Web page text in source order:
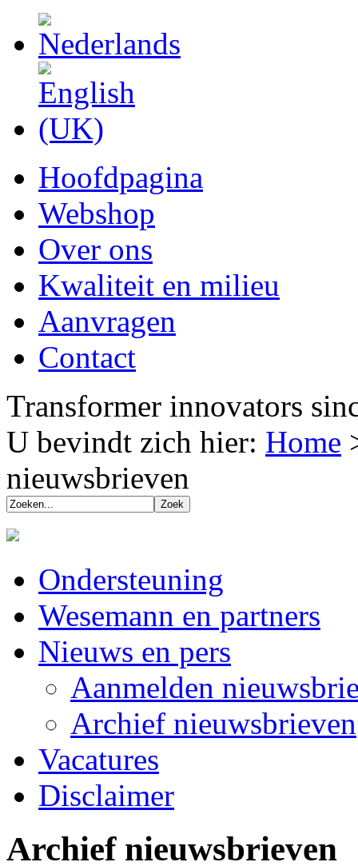
Hoofdpagina
Webshop
Over ons
Kwaliteit en milieu
Aanvragen
Contact
Transformer innovators
U bevindt zich hier: Home
nieuwsbrieven
Ondersteuning
Wesemann en partners
Nieuws en pers
Aanmelden
Archief nieuwsbrieven
Vacatures
Disclaimer
Archief nieuwsbrieven